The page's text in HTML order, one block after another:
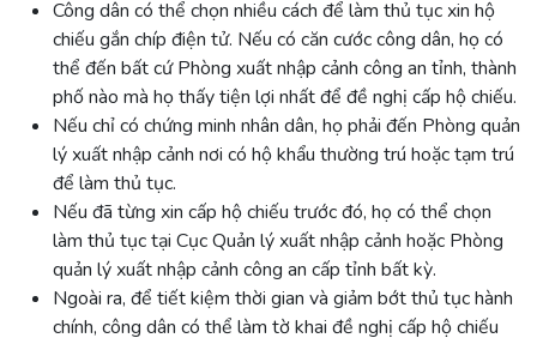
Công dân có thể chọn nhiều cách để làm thủ tục xin hộ
chiếu gắn chíp điện tử. Nếu có căn cước công dân, họ có
thể đến bất cứ Phòng xuất nhập cảnh công an tỉnh, thành
phố nào mà họ thấy tiện lợi nhất để đề nghị cấp hộ chiếu.
Nếu chỉ có chứng minh nhân dân, họ phải đến Phòng quản
lý xuất nhập cảnh nơi có hộ khẩu thường trú hoặc tạm trú
để làm thủ tục.
Nếu đã từng xin cấp hộ chiếu trước đó, họ có thể chọn
làm thủ tục tại Cục Quản lý xuất nhập cảnh hoặc Phòng
quản lý xuất nhập cảnh công an cấp tỉnh bất kỳ.
Ngoài ra, để tiết kiệm thời gian và giảm bớt thủ tục hành
chính, công dân có thể làm tờ khai đề nghị cấp hộ chiếu